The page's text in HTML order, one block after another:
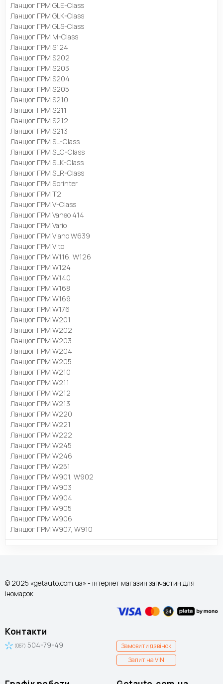
Ланцюг ГРМ GLE-Class
Ланцюг ГРМ GLK-Class
Ланцюг ГРМ GLS-Class
Ланцюг ГРМ M-Class
Ланцюг ГРМ S124
Ланцюг ГРМ S202
Ланцюг ГРМ S203
Ланцюг ГРМ S204
Ланцюг ГРМ S205
Ланцюг ГРМ S210
Ланцюг ГРМ S211
Ланцюг ГРМ S212
Ланцюг ГРМ S213
Ланцюг ГРМ SL-Class
Ланцюг ГРМ SLC-Class
Ланцюг ГРМ SLK-Class
Ланцюг ГРМ SLR-Class
Ланцюг ГРМ Sprinter
Ланцюг ГРМ T2
Ланцюг ГРМ V-Class
Ланцюг ГРМ Vaneo 414
Ланцюг ГРМ Vario
Ланцюг ГРМ Viano W639
Ланцюг ГРМ Vito
Ланцюг ГРМ W116, W126
Ланцюг ГРМ W124
Ланцюг ГРМ W140
Ланцюг ГРМ W168
Ланцюг ГРМ W169
Ланцюг ГРМ W176
Ланцюг ГРМ W201
Ланцюг ГРМ W202
Ланцюг ГРМ W203
Ланцюг ГРМ W204
Ланцюг ГРМ W205
Ланцюг ГРМ W210
Ланцюг ГРМ W211
Ланцюг ГРМ W212
Ланцюг ГРМ W213
Ланцюг ГРМ W220
Ланцюг ГРМ W221
Ланцюг ГРМ W222
Ланцюг ГРМ W245
Ланцюг ГРМ W246
Ланцюг ГРМ W251
Ланцюг ГРМ W901, W902
Ланцюг ГРМ W903
Ланцюг ГРМ W904
Ланцюг ГРМ W905
Ланцюг ГРМ W906
Ланцюг ГРМ W907, W910
© 2025 «getauto.com.ua» - інтернет магазин запчастин для
іномарок
Контакти
(067) 504-79-49
Замовити дзвінок
Запит на VIN